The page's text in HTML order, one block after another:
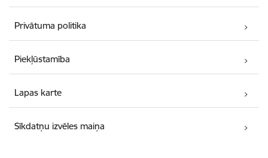
Privātuma politika
Piekļūstamība
Lapas karte
Sīkdatņu izvēles maiņa